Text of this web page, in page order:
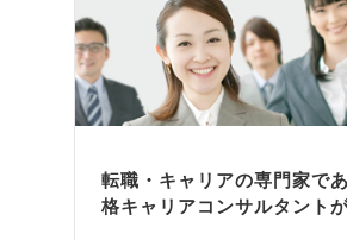
転職・キャリアの専門家で
格キャリアコンサルタント